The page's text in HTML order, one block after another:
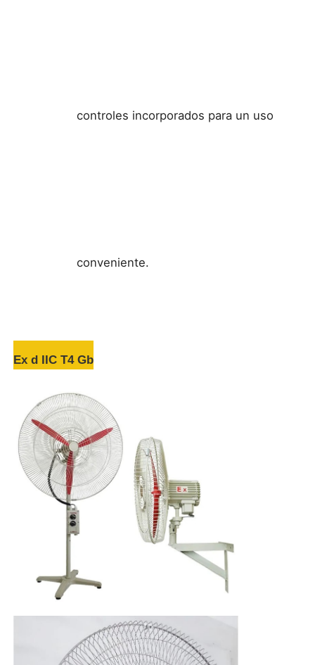
controles incorporados para un uso
conveniente.
Ex d IIC T4 Gb